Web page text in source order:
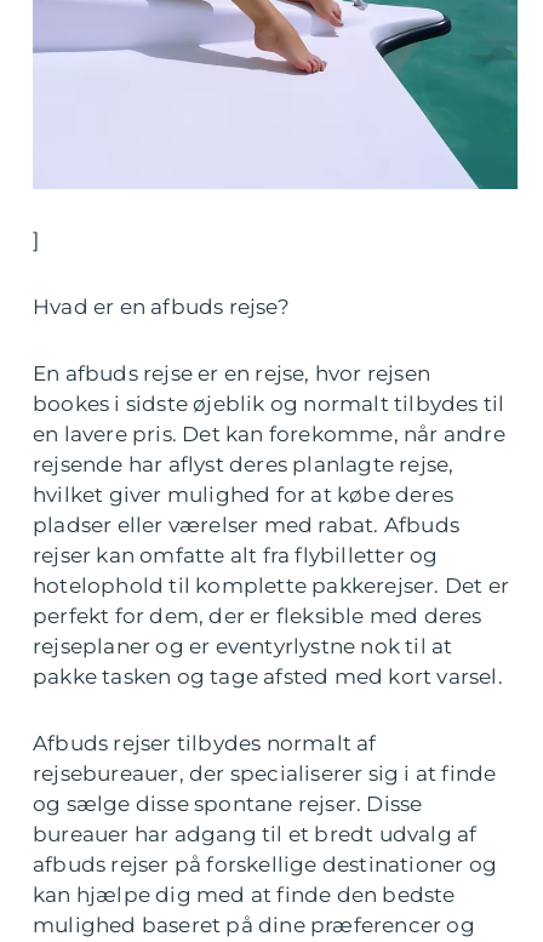
]
Hvad er en afbuds rejse?
En afbuds rejse er en rejse, hvor rejsen
bookes i sidste øjeblik og normalt tilbydes til
en lavere pris. Det kan forekomme, når andre
rejsende har aflyst deres planlagte rejse,
hvilket giver mulighed for at købe deres
pladser eller værelser med rabat. Afbuds
rejser kan omfatte alt fra flybilletter og
hotelophold til komplette pakkerejser. Det er
perfekt for dem, der er fleksible med deres
rejseplaner og er eventyrlystne nok til at
pakke tasken og tage afsted med kort varsel.
Afbuds rejser tilbydes normalt af
rejsebureauer, der specialiserer sig i at finde
og sælge disse spontane rejser. Disse
bureauer har adgang til et bredt udvalg af
afbuds rejser på forskellige destinationer og
kan hjælpe dig med at finde den bedste
mulighed baseret på dine præferencer og